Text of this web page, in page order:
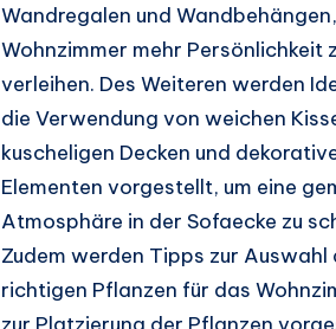
Wandregalen und
Wohnzimmer mehr Persönlichkeit
verleihen. Des Weiteren werden
die Verwendung von weichen
kuscheligen Decken und
Elementen vorgestellt, um eine
Atmosphäre in der Sofaecke zu
Zudem werden Tipps zur Auswahl
richtigen Pflanzen für das